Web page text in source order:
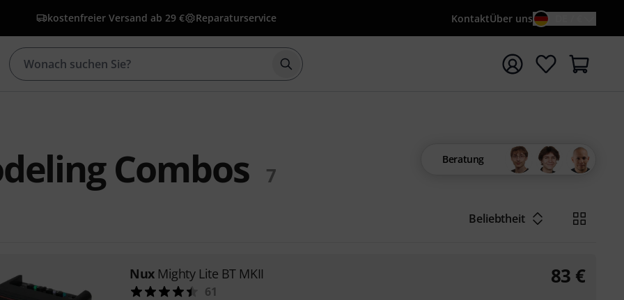
kostenfreier Versand ab 29 € Reparaturservice KontaktÜber uns
Suche mit Suchwort {searchTerm} starten
Combos 7
Beratung
Beliebtheit
Nux Mighty Lite BT MKII
61
83 €